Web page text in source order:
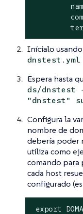
Inícialo usando
dnstest.yml
Espera hasta
ds/dnstest
"dnstest"
Configura la
nombre de
debería poder
utiliza como
comando para
cada host
configurado
export